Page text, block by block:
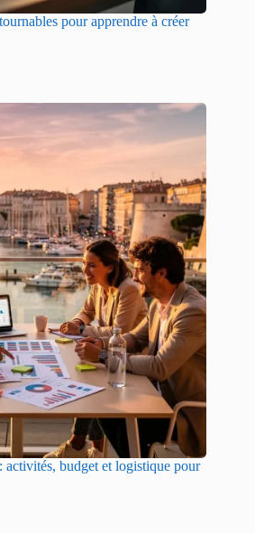
pour apprendre à créer
budget et logistique pour